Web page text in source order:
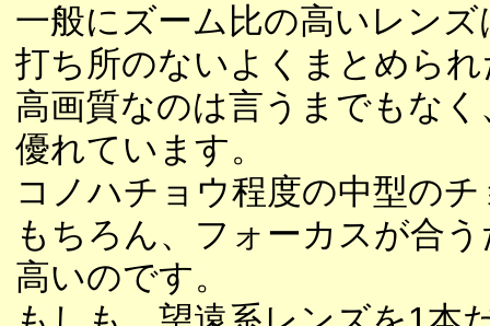
一般にズーム比の高いレン
打ち所のないよくまとめら
高画質なのは言うまでもな
優れています。
コノハチョウ程度の中型の
もちろん、フォーカスが合
高いのです。